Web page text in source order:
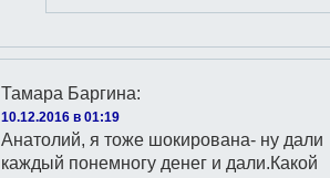
Тамара Баргина:
10.12.2016 в 01:19
Анатолий, я тоже шокирована- ну дали
каждый понемногу денег и дали.Какой